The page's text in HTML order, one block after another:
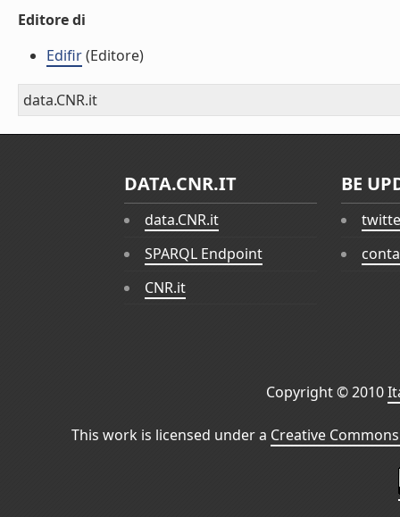
Editore di
Edifir(Editore)
data.CNR.it
DATA.CNR.IT
data.CNR.it
SPARQL Endpoint
CNR.it
BE
Copyright © 2010
This work is licensed under a Creative